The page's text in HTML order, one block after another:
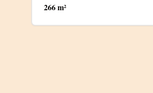
266m²